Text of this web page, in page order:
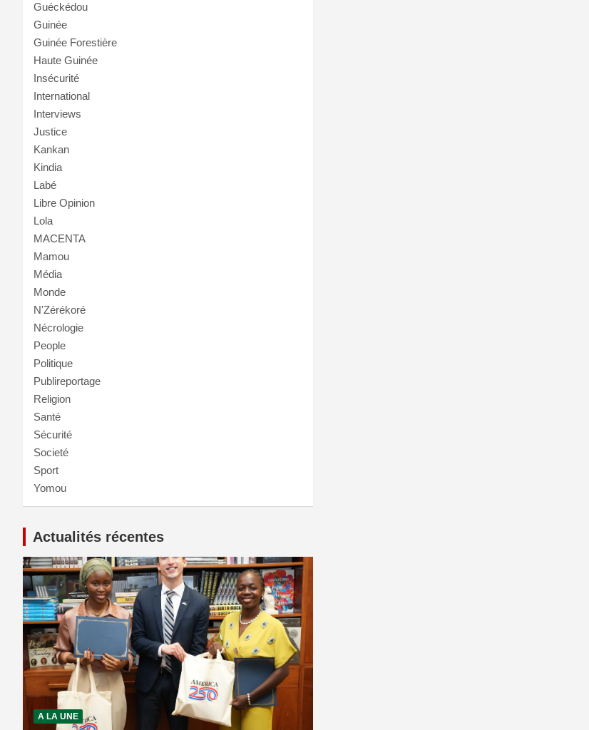
Guéckédou
Guinée
Guinée Forestière
Haute Guinée
Insécurité
International
Interviews
Justice
Kankan
Kindia
Labé
Libre Opinion
Lola
MACENTA
Mamou
Média
Monde
N'Zérékoré
Nécrologie
People
Politique
Publireportage
Religion
Santé
Sécurité
Societé
Sport
Yomou
Actualités récentes
A LA UNE